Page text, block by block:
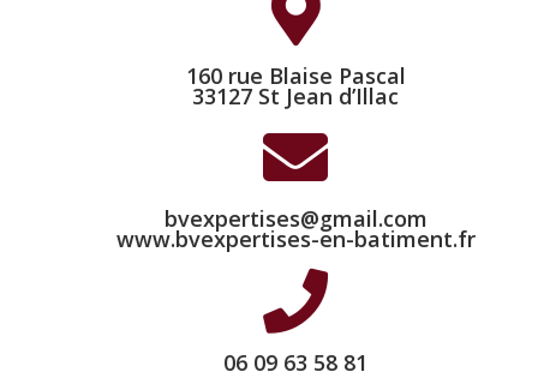
160 rue Blaise Pascal
33127 St Jean d’Illac
bvexpertises@gmail.com
www.bvexpertises-en-batiment.fr
06 09 63 58 81